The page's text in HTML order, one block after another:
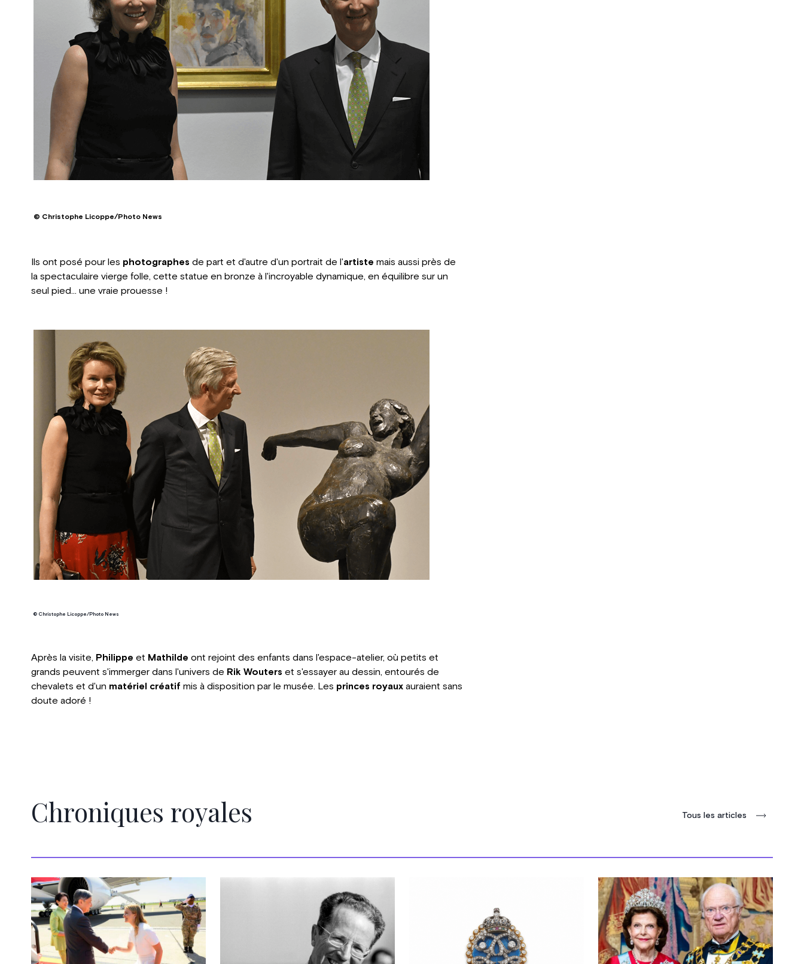
© Christophe Licoppe/Photo News
Ils ont posé pour les photographes de part et d'autre d'un portrait de l'artiste mais aussi près de
la spectaculaire vierge folle, cette statue en bronze à l'incroyable dynamique, en équilibre sur un
seul pied... une vraie prouesse !
© Christophe Licoppe/Photo News
Après la visite, Philippe et Mathilde ont rejoint des enfants dans l'espace-atelier, où petits et
grands peuvent s'immerger dans l'univers de Rik Wouters et s'essayer au dessin, entourés de
chevalets et d'un matériel créatif mis à disposition par le musée. Les princes royauxauraient sans
doute adoré !
Chroniques royales Tous les articles